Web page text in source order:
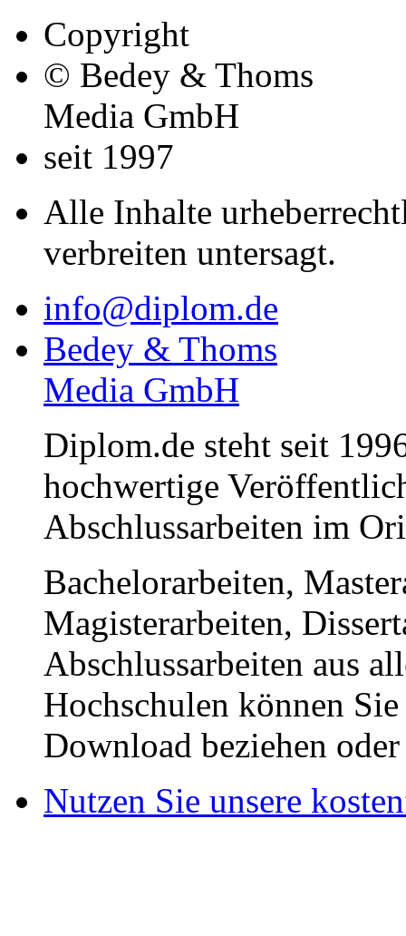
Copyright
© Bedey & Thoms
Media GmbH
seit 1997
Alle Inhalte
verbreiten untersagt.
info@diplom.de
Bedey & Thoms
Media GmbH
Diplom.de steht seit
hochwertige
Abschlussarbeiten im
Bachelorarbeiten,
Magisterarbeiten,
Abschlussarbeiten aus
Hochschulen können
Download beziehen
Nutzen Sie unsere